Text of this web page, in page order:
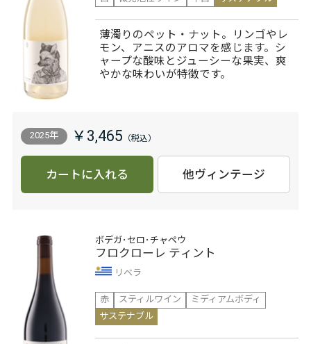
薄濁りのペット・ナット。リンゴやレ
モン、アニスのアロマを感じます。シ
ャープな酸味とジューシーな果実、爽
やかな味わいが特徴です。
2025年 ￥3,465
カートに入れる 他ヴィンテージ
ボデガ･セロ･チャペウ
フロクローレ ティント
リベラ
赤
スティルワイン
ミディアムボディ
サステナブル